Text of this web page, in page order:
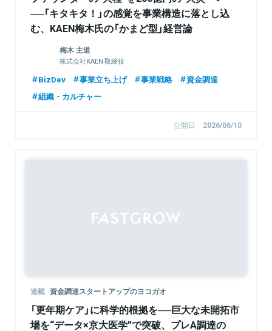
──「キタキタ！」の感覚を事業構造に落とし込
む、KAEN梅木氏の「かまど型」経営論
【FastGrowジョニーが聞く】
梅木 主道
株式会社KAEN 取締役
BizDev 事業立ち上げ 事業戦略
資金調達
組織・カルチャー
公開日 2026/06/10
連載 資金調達スタートアップのヨコガオ
「更年期ケア」に科学的根拠を──巨大な未開拓市
場を“データ×京大医学”で突破、プレA調達の